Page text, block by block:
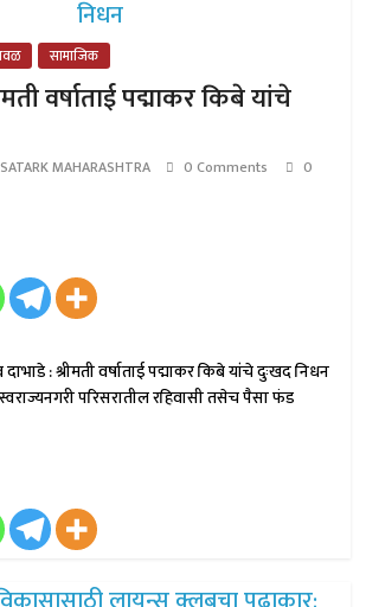
सामाजिक
वर्षाताई पद्माकर किबे यांचे
SATARK MAHARASHTRA 0 Comments
0
: श्रीमती वर्षाताई पद्माकर किबे यांचे दुःखद निधन
परिसरातील रहिवासी तसेच पैसा फंड